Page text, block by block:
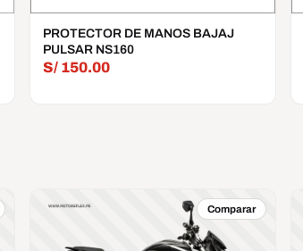
PROTECTOR DE MANOS BAJAJ
PULSAR NS160
S/ 150.00
Comparar